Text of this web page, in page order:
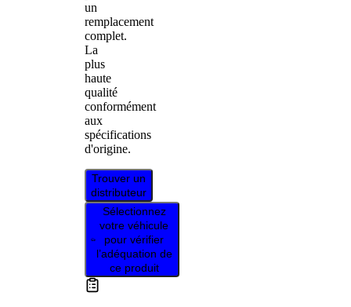
un
remplacement
complet.
La
plus
haute
qualité
conformément
aux
spécifications
d'origine.
Trouver un
distributeur
Sélectionnez
votre véhicule
pour vérifier
l’adéquation de
ce produit